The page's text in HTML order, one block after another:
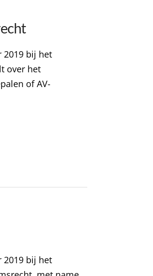
2019 bij het
over het
of AV-
2019 bij het